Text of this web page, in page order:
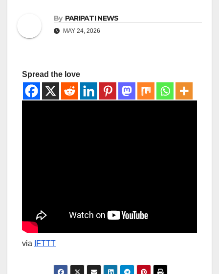
By PARIPATI NEWS
MAY 24, 2026
Spread the love
via IFTTT